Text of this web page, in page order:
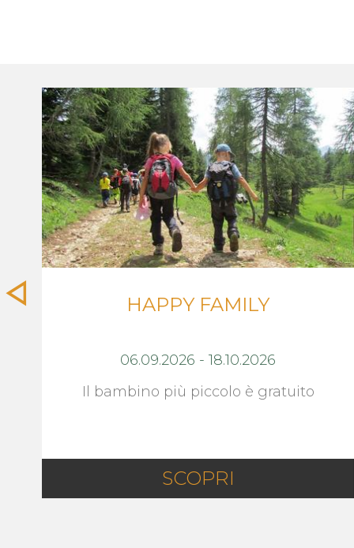
HAPPY FAMILY
06.09.2026 -18.10.2026
Il bambino più piccolo è gratuito
SCOPRI